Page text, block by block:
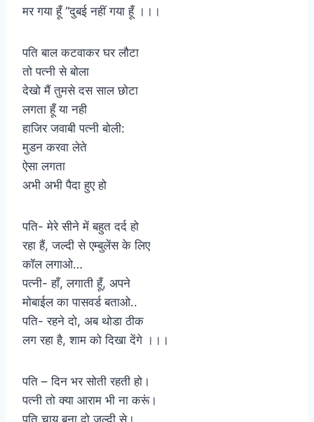
मर गया हूँ “दुबई नहीं गया हूँ ।।।
पति बाल कटवाकर घर लौटा
तो पत्नी से बोला
देखो मैं तुमसे दस साल छोटा
लगता हूँ या नही
हाजिर जवाबी पत्नी बोली:
मुडन करवा लेते
ऐसा लगता
अभी अभी पैदा हुए हो
पति- मेरे सीने में बहुत दर्द हो
रहा हैं, जल्दी से एम्बुलेंस के लिए
कॉल लगाओ…
पत्नी- हाँ, लगाती हूँ, अपने
मोबाईल का पासवर्ड बताओ..
पति- रहने दो, अब थोडा ठीक
लग रहा है, शाम को दिखा देंगे ।।।
पति – दिन भर सोती रहती हो।
पत्नी तो क्या आराम भी ना करूं।
पति चाय बना दो जल्दी से।